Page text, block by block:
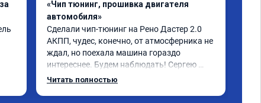
«Чип тюнинг, прошивка двигателя
автомобиля»
Сделали чип-тюнинг на Рено Дастер 2.0
АКПП, чудес, конечно, от атмосферника не
ждал, но поехала машина гораздо
интереснее. Будем наблюдать! Сергею
отдельное спасибо за профессионально
Читать полностью